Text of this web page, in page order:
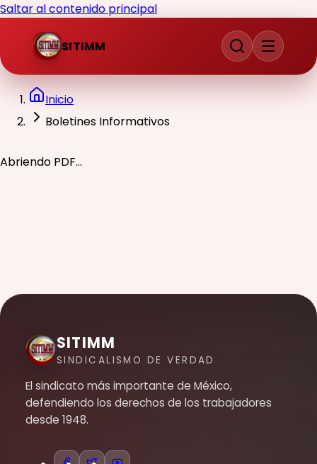
Saltar al contenido principal
SITIMM
Inicio
Boletines Informativos
Abriendo PDF...
SITIMM
SINDICALISMO DE VERDAD
El sindicato más importante de México,
defendiendo los derechos de los trabajadores
desde 1948.